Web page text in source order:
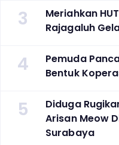
3
Meriahkan
Rajagaluh
4
Pemuda
Bentuk
5
Diduga
Arisan Meow
Surabaya ‎